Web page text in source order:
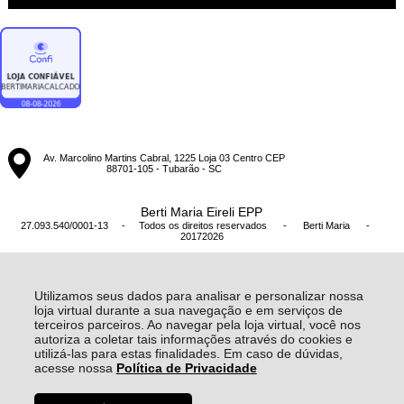
Utilizamos seus dados para analisar e personalizar nossa
loja virtual durante a sua navegação e em serviços de
terceiros parceiros. Ao navegar pela loja virtual, você nos
autoriza a coletar tais informações através do cookies e
utilizá-las para estas finalidades. Em caso de dúvidas,
acesse nossa Política de Privacidade
Av. Marcolino Martins Cabral, 1225 Loja 03 Centro CEP
88701-105 - Tubarão - SC
Berti Maria Eireli EPP
27.093.540/0001-13 - Todos os direitos reservados - Berti Maria
-
20172026